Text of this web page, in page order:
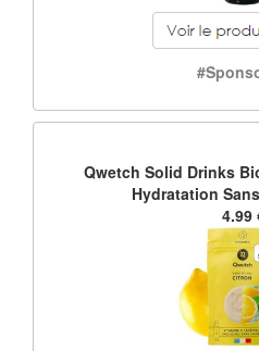
Qwetch Solid Drinks
Hydratation
4.99